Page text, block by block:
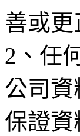
善或
2、任
公司
保證